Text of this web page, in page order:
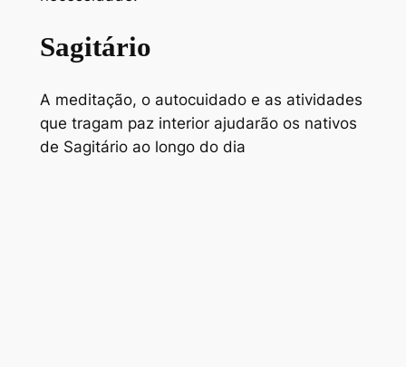
Sagitário
A meditação, o autocuidado e as atividades
que tragam paz interior ajudarão os nativos
de Sagitário ao longo do dia